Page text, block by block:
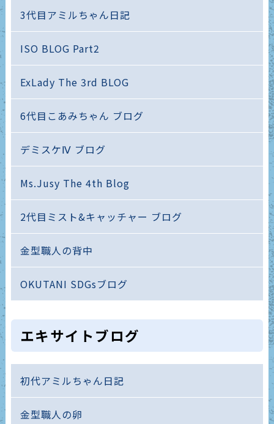
3代目アミルちゃん日記
ISO BLOG Part2
ExLady The 3rd BLOG
6代目こあみちゃん ブログ
デミスケⅣ ブログ
Ms.Jusy The 4th Blog
2代目ミスト&キャッチャー ブログ
金型職人の背中
OKUTANI SDGsブログ
エキサイトブログ
初代アミルちゃん日記
金型職人の卵